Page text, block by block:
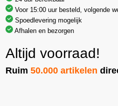
Voor 15:00 uur besteld, volgende
Spoedlevering mogelijk
Afhalen en bezorgen
Altijd voorraad!
Ruim50.000 artikelen